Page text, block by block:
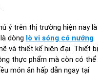
ý trên thị trường hiện nay là
dòng lò vi sóng có nướng
và thiết kế hiện đại. Thiết bị
thực phẩm mà còn có thể
món ăn hấp dẫn ngay tại